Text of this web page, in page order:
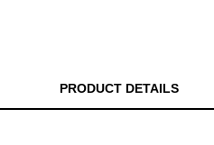
PRODUCT DETAILS